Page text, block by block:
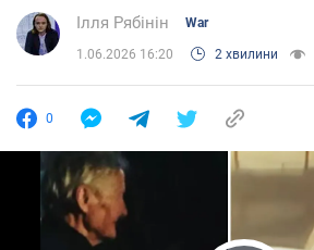
Ілля Рябінін War
1.06.2026 16:20 2 хвилини
0